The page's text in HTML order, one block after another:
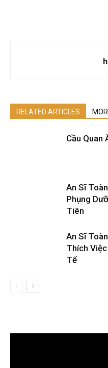
RELATED ARTICLES
Cầu Quan
An Sĩ
Phụng
Tiên
An Sĩ
Thích
Tế